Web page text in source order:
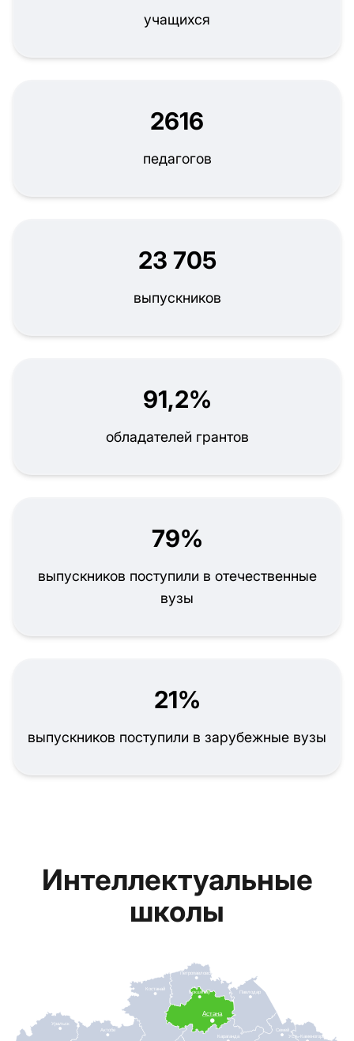
учащихся
2616
педагогов
23 705
выпускников
91,2%
обладателей грантов
79%
выпускников поступили в отечественные
вузы
21%
выпускников поступили в зарубежные вузы
Интеллектуальные
школы
Астана
Павлодар
Актобе
Караганда
Кокшетау
Костанай
Петропавловск
Семей
Уральск
Усть-Каменогорск